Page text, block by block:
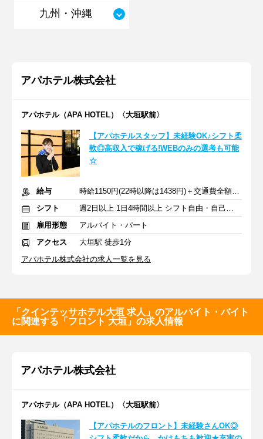
九州・沖縄
アパホテル株式会社
アパホテル（APA HOTEL）〈大垣駅前〉
【アパホテルスタッフ】未経験OK♪シフト柔
軟◎高収入で稼げる!WEBのみの選考も可能
☆
給与
時給1150円(22時以降は1438円)＋交通費全額支給
シフト
週2日以上 1日4時間以上 シフト自由・自己申告
雇用形態
アルバイト・パート
アクセス
大垣駅 徒歩1分
アパホテル株式会社の求人一覧を見る
「クインテッサホテル大垣 求人」のアルバイト・バイト
に関連する「フロント 大垣」の求人情報
アパホテル株式会社
アパホテル（APA HOTEL）〈大垣駅前〉
【アパホテルのフロント】未経験さんOK◎